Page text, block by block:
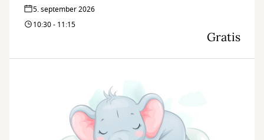
5. september 2026
10:30 - 11:15
Gratis